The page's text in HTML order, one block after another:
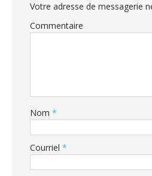
Votre adresse de messagerie
Commentaire
Nom *
Courriel *